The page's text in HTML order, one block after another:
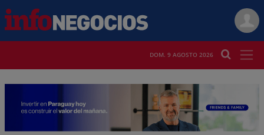
DOM. 9 AGOSTO 2026